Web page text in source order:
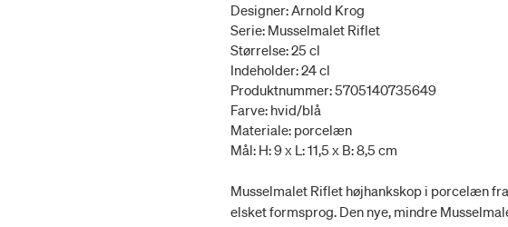
Designer: Arnold Krog
Serie: Musselmalet Riflet
Størrelse: 25 cl
Indeholder: 24 cl
Produktnummer: 5705140735649
Farve: hvid/blå
Materiale: porcelæn
Mål: H: 9 x L: 11,5 x B: 8,5 cm
Musselmalet Riflet højhankskop i porcelæn
elsket formsprog. Den nye, mindre